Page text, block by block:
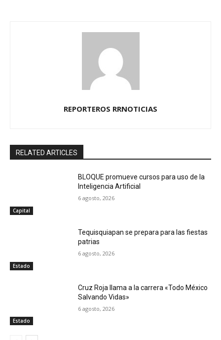
REPORTEROS RRNOTICIAS
RELATED ARTICLES
Capital
BLOQUE promueve cursos para uso de la
Inteligencia Artificial
6 agosto, 2026
Estado
Tequisquiapan se prepara para las fiestas
patrias
6 agosto, 2026
Estado
Cruz Roja llama a la carrera «Todo México
Salvando Vidas»
6 agosto, 2026